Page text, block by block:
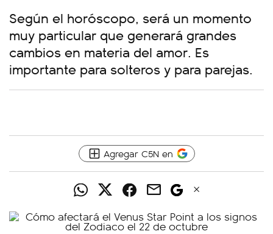
Según el horóscopo, será un momento
muy particular que generará grandes
cambios en materia del amor. Es
importante para solteros y para parejas.
Agregar C5N en